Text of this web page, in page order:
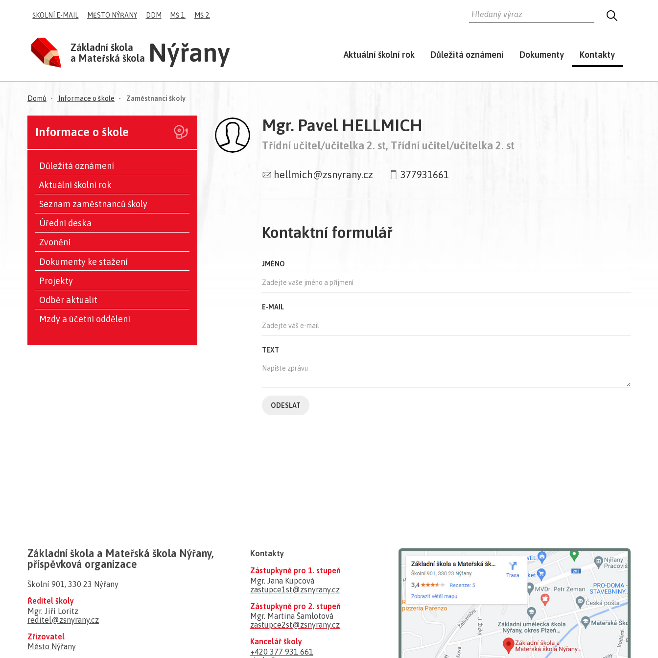
ŠKOLNÍ E-MAIL MĚSTO NÝŘANY DDM MŠ 1. MŠ 2. HLEDAT
Základní škola
a Mateřská škola Nýřany Aktuální školní rok Důležitá oznámení Dokumenty Kontakty
Domů Informace o škole Zaměstnanci školy(aktuální)
Informace o škole
Důležitá oznámení
Aktuální školní rok
Seznam zaměstnanců školy
Úřední deska
Zvonění
Dokumenty ke stažení
Projekty
Odběr aktualit
Mzdy a účetní oddělení
Mgr. Pavel HELLMICH
Třídní učitel/učitelka 2. st, Třídní učitel/učitelka 2. st
hellmich@zsnyrany.cz 377931661
Kontaktní formulář
JMÉNO
E-MAIL
TEXT
Základní škola a Mateřská škola Nýřany,
příspěvková organizace
Školní 901, 330 23 Nýřany
Ředitel školy
Mgr. Jiří Loritz
reditel@zsnyrany.cz
Zřizovatel
Město Nýřany
Kontakty
Zástupkyně pro 1. stupeň
Mgr. Jana Kupcová
zastupce1st@zsnyrany.cz
Zástupkyně pro 2. stupeň
Mgr. Martina Šamlotová
zastupce2st@zsnyrany.cz
Kancelář školy
+420 377 931 661